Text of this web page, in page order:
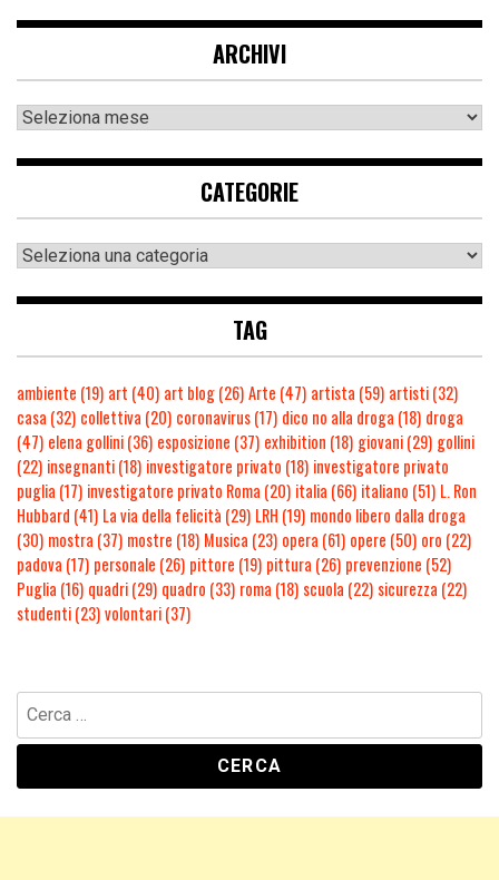
ARCHIVI
CATEGORIE
TAG
ambiente (19) art (40) art blog(26)Arte (47) artista (59) artisti(32)
casa (32) collettiva (20) coronavirus(17) dico no alla droga (18) droga
(47) elena gollini(36) esposizione (37) exhibition (18) giovani(29) gollini
(22) insegnanti(18) investigatore privato (18) investigatore privato
puglia (17) investigatore privato Roma (20) italia (66) italiano (51) L. Ron
Hubbard (41) La via della felicità (29) LRH (19) mondo libero dalla droga
(30) mostra (37) mostre (18) Musica (23) opera (61) opere (50) oro (22)
padova (17) personale (26) pittore (19) pittura (26) prevenzione (52)
Puglia (16) quadri(29) quadro (33) roma (18) scuola (22) sicurezza (22)
studenti(23)volontari(37)